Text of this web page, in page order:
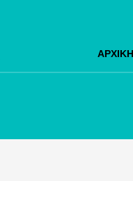
ΑΡΧΙΚΗ